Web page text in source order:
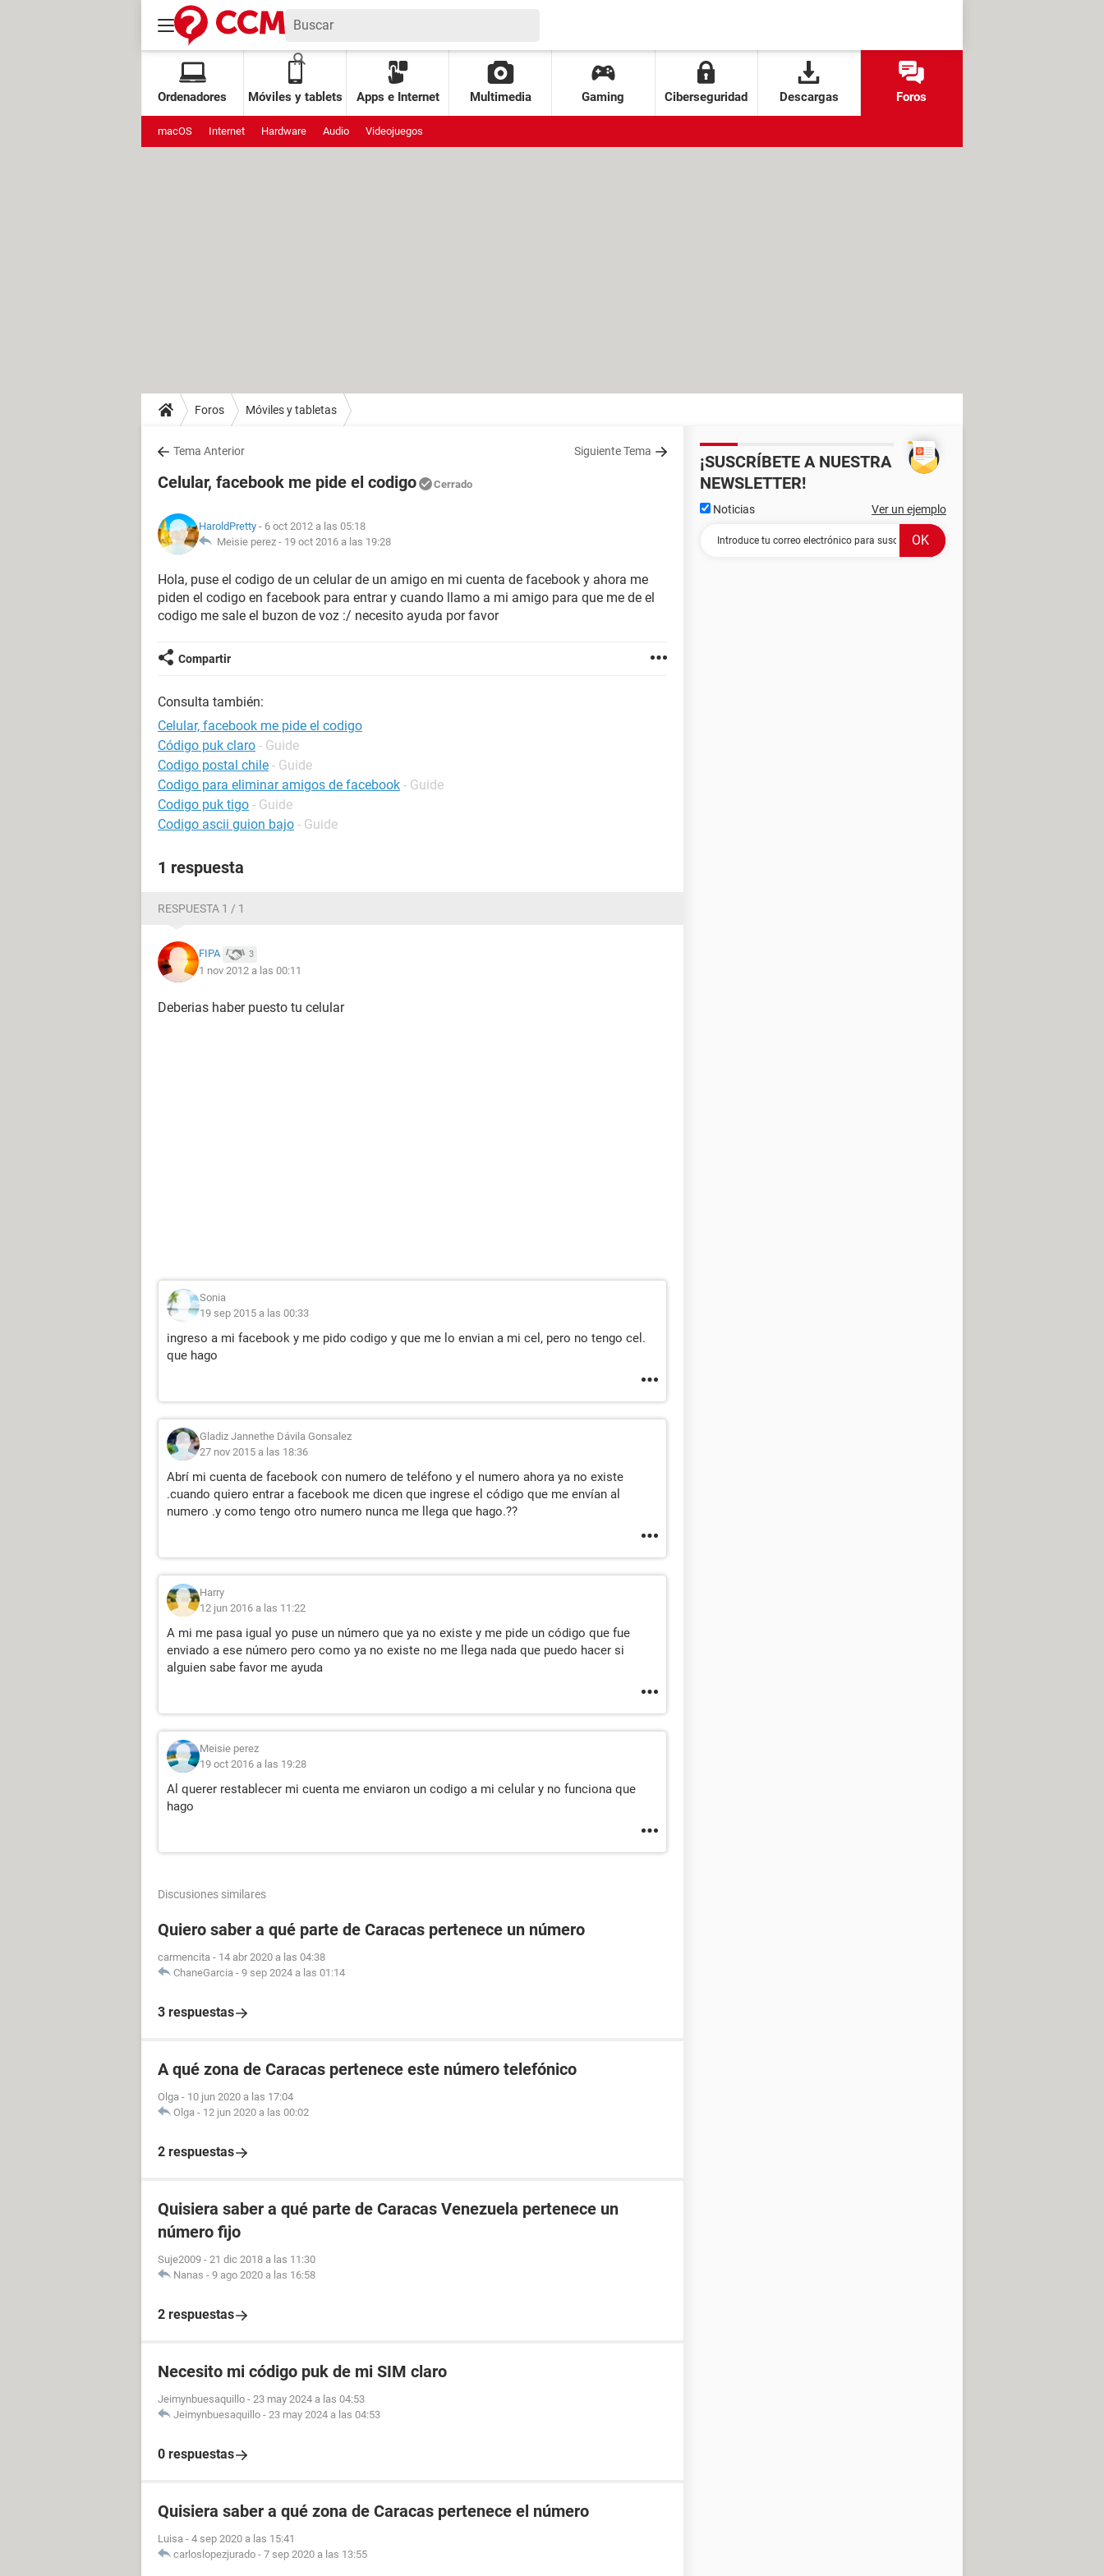
Ordenadores Móviles y tablets Apps e Internet Multimedia Gaming Ciberseguridad Descargas Foros
macOS Internet Hardware Audio Videojuegos
Foros Móviles y tabletas
Tema Anterior Siguiente Tema
Celular, facebook me pide el codigo Cerrado
HaroldPretty - 6 oct 2012 a las 05:18
Meisie perez - 19 oct 2016 a las 19:28
Hola, puse el codigo de un celular de un amigo en mi cuenta de facebook y ahora me
piden el codigo en facebook para entrar y cuando llamo a mi amigo para que me de el
codigo me sale el buzon de voz :/ necesito ayuda por favor
Compartir
Consulta también:
Celular, facebook me pide el codigo
Código puk claro - Guide
Codigo postal chile - Guide
Codigo para eliminar amigos de facebook - Guide
Codigo puk tigo - Guide
Codigo ascii guion bajo - Guide
1 respuesta
RESPUESTA 1 / 1
FIPA 3
1 nov 2012 a las 00:11
Deberias haber puesto tu celular
Sonia
19 sep 2015 a las 00:33
ingreso a mi facebook y me pido codigo y que me lo envian a mi cel, pero no tengo cel.
que hago
Gladiz Jannethe Dávila Gonsalez
27 nov 2015 a las 18:36
Abrí mi cuenta de facebook con numero de teléfono y el numero ahora ya no existe
.cuando quiero entrar a facebook me dicen que ingrese el código que me envían al
numero .y como tengo otro numero nunca me llega que hago.??
Harry
12 jun 2016 a las 11:22
A mi me pasa igual yo puse un número que ya no existe y me pide un código que fue
enviado a ese número pero como ya no existe no me llega nada que puedo hacer si
alguien sabe favor me ayuda
Meisie perez
19 oct 2016 a las 19:28
Al querer restablecer mi cuenta me enviaron un codigo a mi celular y no funciona que
hago
Discusiones similares
Quiero saber a qué parte de Caracas pertenece un número
carmencita - 14 abr 2020 a las 04:38
ChaneGarcia - 9 sep 2024 a las 01:14
3 respuestas
A qué zona de Caracas pertenece este número telefónico
Olga - 10 jun 2020 a las 17:04
Olga - 12 jun 2020 a las 00:02
2 respuestas
Quisiera saber a qué parte de Caracas Venezuela pertenece un
número fijo
Suje2009 - 21 dic 2018 a las 11:30
Nanas - 9 ago 2020 a las 16:58
2 respuestas
Necesito mi código puk de mi SIM claro
Jeimynbuesaquillo - 23 may 2024 a las 04:53
Jeimynbuesaquillo - 23 may 2024 a las 04:53
0 respuestas
Quisiera saber a qué zona de Caracas pertenece el número
Luisa - 4 sep 2020 a las 15:41
carloslopezjurado - 7 sep 2020 a las 13:55
¡SUSCRÍBETE A NUESTRA
NEWSLETTER!
Noticias Ver un ejemplo